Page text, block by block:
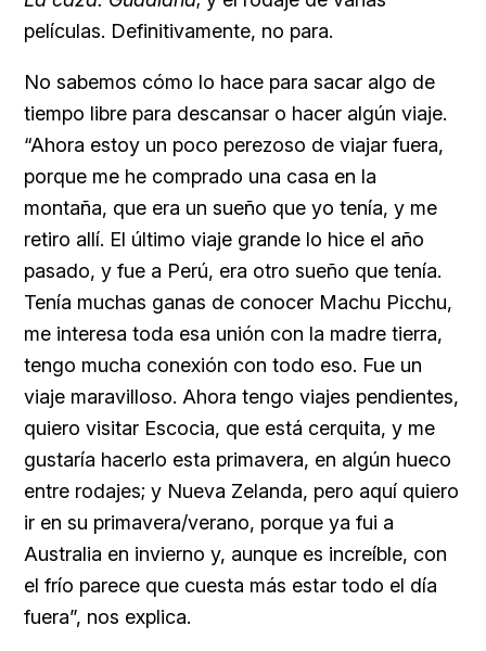
películas. Definitivamente, no para.
No sabemos cómo lo hace para sacar algo de
tiempo libre para descansar o hacer algún viaje.
“Ahora estoy un poco perezoso de viajar fuera,
porque me he comprado una casa en la
montaña, que era un sueño que yo tenía, y me
retiro allí. El último viaje grande lo hice el año
pasado, y fue a Perú, era otro sueño que tenía.
Tenía muchas ganas de conocer Machu Picchu,
me interesa toda esa unión con la madre tierra,
tengo mucha conexión con todo eso. Fue un
viaje maravilloso. Ahora tengo viajes pendientes,
quiero visitar Escocia, que está cerquita, y me
gustaría hacerlo esta primavera, en algún hueco
entre rodajes; y Nueva Zelanda, pero aquí quiero
ir en su primavera/verano, porque ya fui a
Australia en invierno y, aunque es increíble, con
el frío parece que cuesta más estar todo el día
fuera”, nos explica.